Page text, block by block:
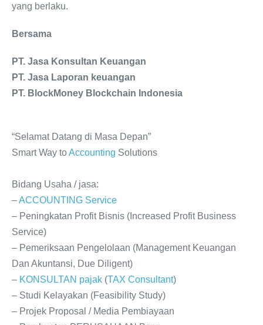
yang berlaku.
Bersama
PT. Jasa Konsultan Keuangan
PT. Jasa Laporan keuangan
PT. BlockMoney Blockchain Indonesia
“Selamat Datang di Masa Depan”
Smart Way toAccounting Solutions
Bidang Usaha / jasa:
–ACCOUNTING Service
– Peningkatan Profit Bisnis (Increased Profit Business
Service)
– Pemeriksaan Pengelolaan (Management Keuangan
Dan Akuntansi, Due Diligent)
– KONSULTAN pajak (TAX Consultant)
– Studi Kelayakan (Feasibility Study)
– Projek Proposal / Media Pembiayaan